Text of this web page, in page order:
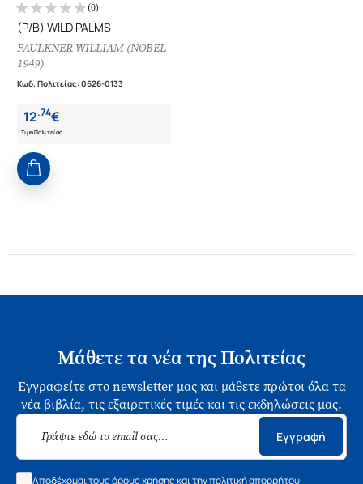
(0)
(P/B) WILD PALMS
FAULKNER WILLIAM (NOBEL
1949)
Κωδ. Πολιτείας:0626-0133
12.74€
Τιμή Πολιτείας
Μάθετε τα νέα της Πολιτείας
Εγγραφείτε στο newsletter μας και μάθετε πρώτοι όλα τα
νέα βιβλία, τις εξαιρετικές τιμές και τις εκδηλώσεις μας.
Εγγραφή
Αποδέχομαι τους όρους χρήσης και την πολιτική απορρήτου